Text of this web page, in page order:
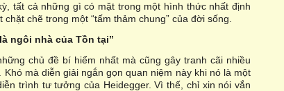
tất cả những gì có mặt trong một hình thức nhất định
chẽ trong một “tấm thảm chung” của đời sống.
ngôi nhà của Tồn tại”
chủ đề bí hiểm nhất mà cũng gây tranh cãi nhiều
mà diễn giải ngắn gọn quan niệm này khi nó là một
trình tư tưởng của Heidegger. Vì thế, chỉ xin nói vắn